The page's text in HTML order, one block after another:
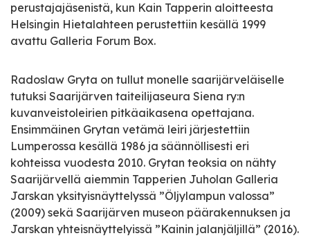
perustajajäsenistä, kun Kain Tapperin aloitteesta
Helsingin Hietalahteen perustettiin kesällä 1999
avattu Galleria Forum Box.
Radoslaw Gryta on tullut monelle saarijärveläiselle
tutuksi Saarijärven taiteilijaseura Siena ry:n
kuvanveistoleirien pitkäaikasena opettajana.
Ensimmäinen Grytan vetämä leiri järjestettiin
Lumperossa kesällä 1986 ja säännöllisesti eri
kohteissa vuodesta 2010. Grytan teoksia on nähty
Saarijärvellä aiemmin Tapperien Juholan Galleria
Jarskan yksityisnäyttelyssä ”Öljylampun valossa”
(2009) sekä Saarijärven museon päärakennuksen ja
Jarskan yhteisnäyttelyissä ”Kainin jalanjäljillä” (2016).